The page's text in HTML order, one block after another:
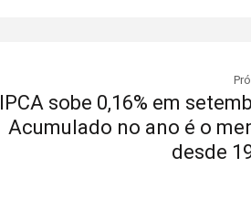
IPCA sobe 0,16% em
Acumulado no ano é o
desde